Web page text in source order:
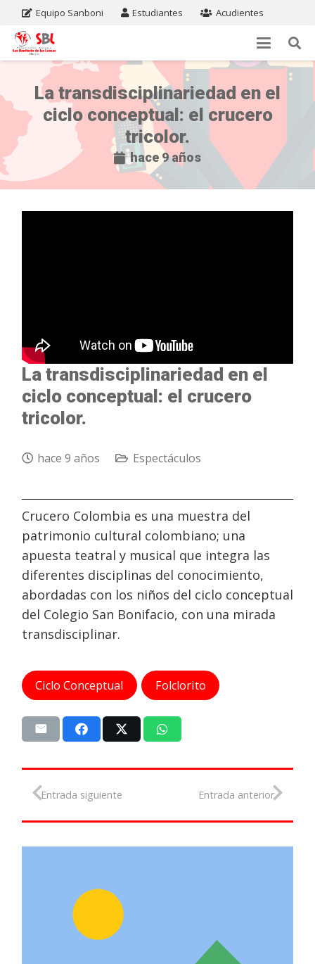
Equipo Sanboni Estudiantes Acudientes
La transdisciplinariedad en el
ciclo conceptual: el crucero
tricolor.
hace 9 años
La transdisciplinariedad en el
ciclo conceptual: el crucero
tricolor.
hace 9 años Espectáculos
Crucero Colombia es una muestra del
patrimonio cultural colombiano; una
apuesta teatral y musical que integra las
diferentes disciplinas del conocimiento,
abordadas con los niños del ciclo conceptual
del Colegio San Bonifacio, con una mirada
transdisciplinar.
Ciclo Conceptual Folclorito
Entrada siguiente Entrada anterior